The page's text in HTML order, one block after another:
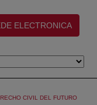
en nueva ventana)
ELECTRONICA
CIVIL DEL FUTURO